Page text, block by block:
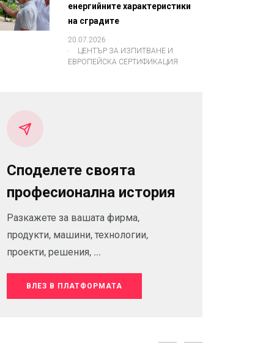
енергийните характеристики
на сградите
20.07.2026
.
ЦЕНТЪР ЗА ИЗПИТВАНЕ И
ЕВРОПЕЙСКА СЕРТИФИКАЦИЯ
Споделете своята
професионална история
Разкажете за вашата фирма,
продукти, машини, технологии,
проекти, решения, ...
ВЛЕЗ В ПЛАТФОРМАТА